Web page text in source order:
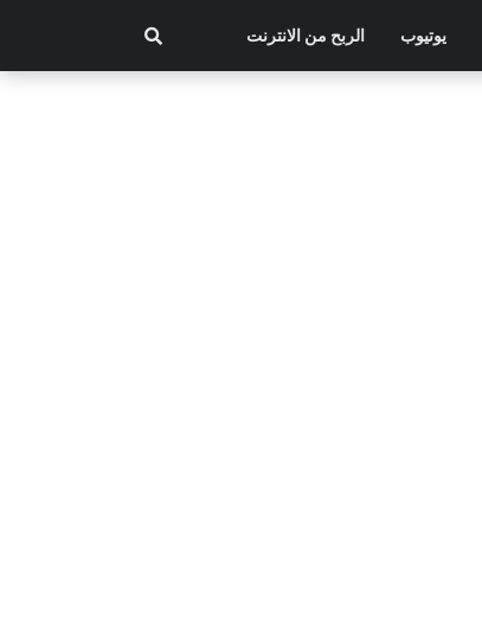
يوتيوب الربح من الانترنت